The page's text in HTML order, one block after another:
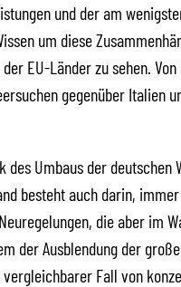
und der am
um diese
EU-Länder zu sehen.
gegenüber Italien
des Umbaus der deutschen
besteht auch darin,
die aber im
der Ausblendung der
vergleichbarer Fall von